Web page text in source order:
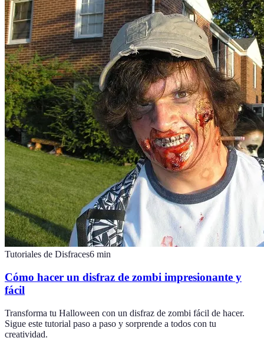
Tutoriales de Disfraces6 min
Cómo hacer un disfraz de zombi impresionante y
fácil
Transforma tu Halloween con un disfraz de zombi fácil de hacer.
Sigue este tutorial paso a paso y sorprende a todos con tu
creatividad.